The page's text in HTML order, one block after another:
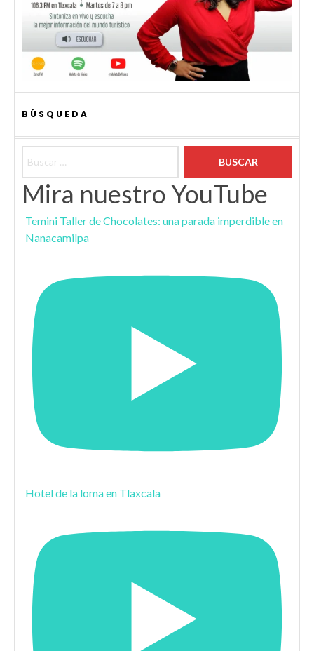
BÚSQUEDA
Mira nuestro YouTube
Temini Taller de Chocolates: una parada imperdible en
Nanacamilpa
Hotel de la loma en Tlaxcala